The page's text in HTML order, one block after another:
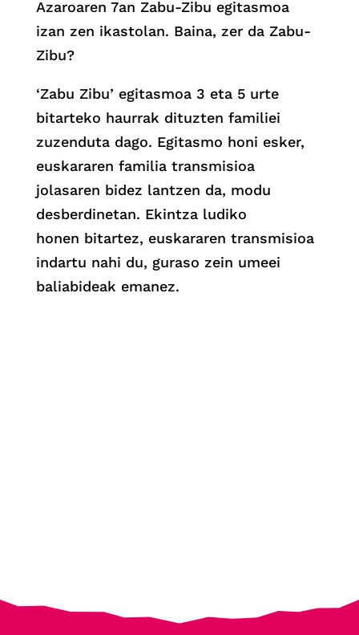
Azaroaren 7an Zabu-Zibu egitasmoa
izan zen ikastolan. Baina, zer da Zabu-
Zibu?
‘Zabu Zibu’ egitasmoa 3 eta 5 urte
bitarteko haurrak dituzten familiei
zuzenduta dago. Egitasmo honi esker,
euskararen familia transmisioa
jolasaren bidez lantzen da, modu
desberdinetan. Ekintza ludiko
honen bitartez, euskararen transmisioa
indartu nahi du, guraso zein umeei
baliabideak emanez.